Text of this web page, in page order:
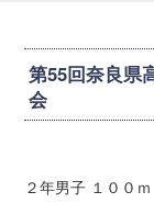
第55回奈良県
会
２年男子 １００